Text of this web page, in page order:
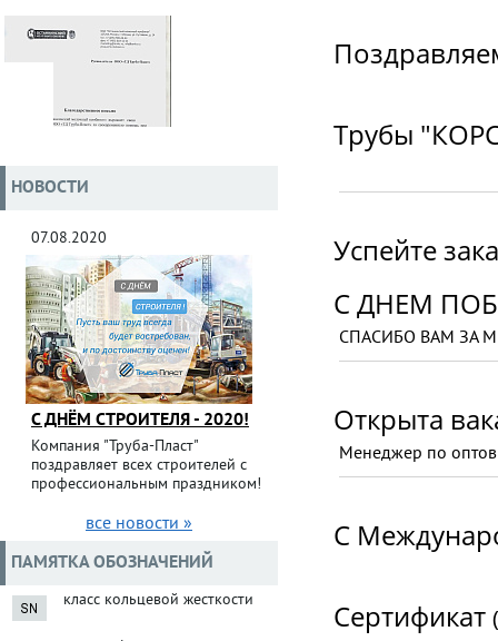
Трубы
Успейте
С ДНЕМ
СПАСИБО ВАМ ЗА
Открыта
Менеджер по
С
Сертификат
НОВОСТИ
07.08.2020
С ДНЁМ СТРОИТЕЛЯ - 2020!
Компания "Труба-Пласт"
поздравляет всех строителей с
профессиональным праздником!
все новости »
ПАМЯТКА ОБОЗНАЧЕНИЙ
класс кольцевой жесткости